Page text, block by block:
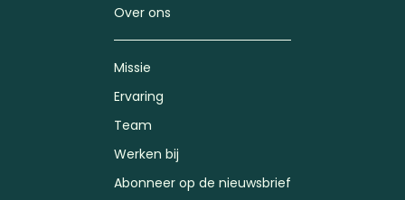
Over ons
Missie
Ervaring
Team
Werken bij
Abonneer op de nieuwsbrief